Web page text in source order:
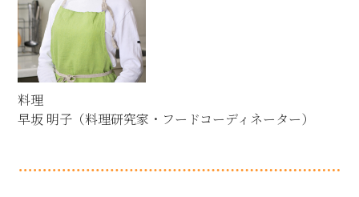
料理
早坂 明子（料理研究家・フードコーディネーター）